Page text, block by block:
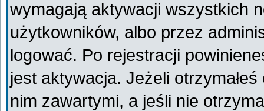
wymagają aktywacji wszystkich
użytkowników, albo przez
logować. Po rejestracji
jest aktywacja. Jeżeli
nim zawartymi, a jeśli nie